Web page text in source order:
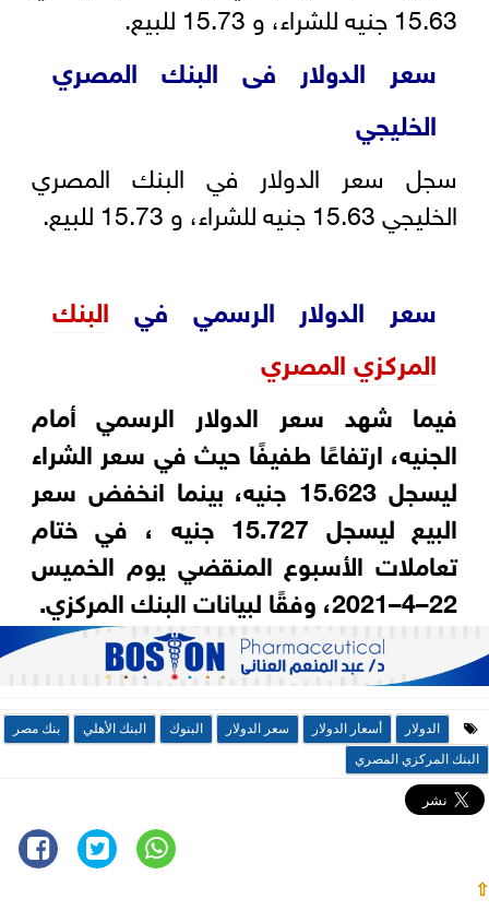
15.63 جنيه للشراء، و 15.73 للبيع.
سعر الدولار فى البنك المصري
الخليجي
سجل سعر الدولار في البنك المصري
الخليجي 15.63 جنيه للشراء، و 15.73 للبيع.
سعر الدولار الرسمي في البنك
المركزي المصري
فيما شهد سعر الدولار الرسمي أمام
الجنيه، ارتفاعًا طفيفًا حيث في سعر الشراء
ليسجل 15.623 جنيه، بينما انخفض سعر
البيع ليسجل 15.727 جنيه ، في ختام
تعاملات الأسبوع المنقضي يوم الخميس
22–4–2021، وفقًا لبيانات البنك المركزي.
الدولار أسعار الدولار سعر الدولار البنوك البنك الأهلي
بنك مصر
البنك المركزي المصري
⇧